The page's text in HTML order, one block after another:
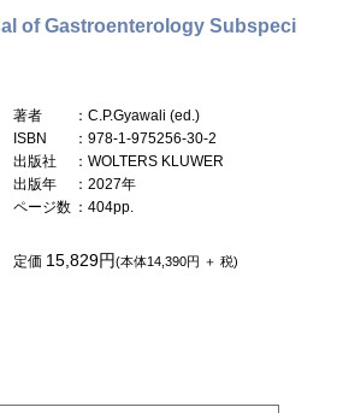
of Gastroenterology Subspeci
著者
：C.P.Gyawali (ed.)
ISBN
：978-1-975256-30-2
出版社
：WOLTERS KLUWER
出版年
：2027年
ページ数 ：404pp.
定価 15,829円(本体14,390円 ＋ 税)